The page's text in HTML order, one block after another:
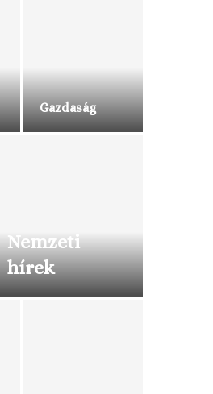
Gazdaság
Nemzeti
hírek